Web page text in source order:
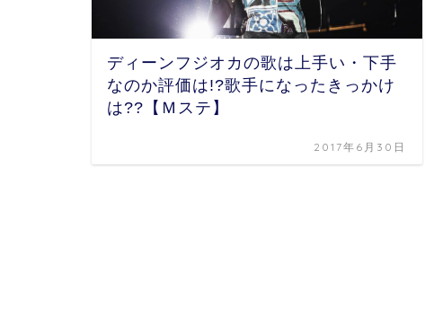
ディーンフジオカの歌は上手い・下手
なのか評価は!?歌手になったきっかけ
は??【Ｍステ】
2017年6月30日